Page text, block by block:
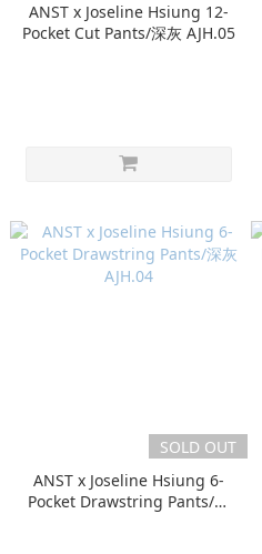
ANST x Joseline Hsiung 12-
Pocket Cut Pants/深灰 AJH.05
SOLD OUT
ANST x Joseline Hsiung 6-
Pocket Drawstring Pants/深